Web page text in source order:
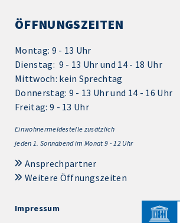
ÖFFNUNGSZEITEN
Montag: 9 - 13 Uhr
Dienstag: 9 - 13 Uhr und 14 - 18 Uhr
Mittwoch: kein Sprechtag
Donnerstag: 9 - 13 Uhr und 14 - 16 Uhr
Freitag: 9 - 13 Uhr
Einwohnermeldestelle zusätzlich
jeden 1. Sonnabend im Monat 9 - 12 Uhr
Ansprechpartner
Weitere Öffnungszeiten
Impressum